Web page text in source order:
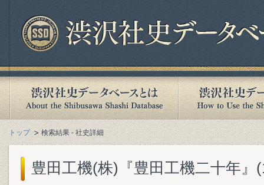
トップ 検索結果 - 社史詳細
豊田工機(株)『豊田工機二十年』